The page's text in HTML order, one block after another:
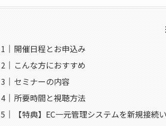
開催日程とお申込み
こんな方におすすめ
セミナーの内容
所要時間と視聴方法
【特典】EC一元管理システムを新規接続